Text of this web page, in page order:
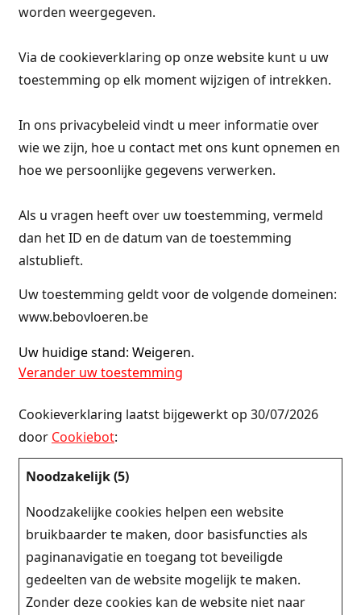
worden weergegeven.
Via de cookieverklaring op onze website kunt u uw
toestemming op elk moment wijzigen of intrekken.
In ons privacybeleid vindt u meer informatie over
wie we zijn, hoe u contact met ons kunt opnemen en
hoe we persoonlijke gegevens verwerken.
Als u vragen heeft over uw toestemming, vermeld
dan het ID en de datum van de toestemming
alstublieft.
Uw toestemming geldt voor de volgende domeinen:
www.bebovloeren.be
Uw huidige stand: Weigeren.
Verander uw toestemming
Cookieverklaring laatst bijgewerkt op 30/07/2026
door Cookiebot:
Noodzakelijk (5)
Noodzakelijke cookies helpen een website
bruikbaarder te maken, door basisfuncties als
paginanavigatie en toegang tot beveiligde
gedeelten van de website mogelijk te maken.
Zonder deze cookies kan de website niet naar